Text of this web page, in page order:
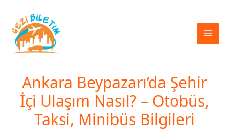
Ankara Beypazarı’da Şehir
İçi Ulaşım Nasıl? – Otobüs,
Taksi, Minibüs Bilgileri